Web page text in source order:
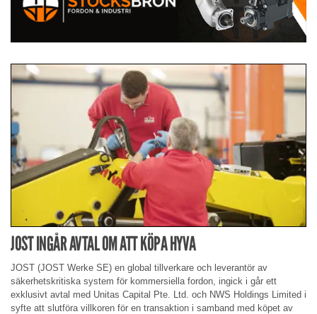
JOST INGÅR AVTAL OM ATT KÖPA HYVA
JOST (JOST Werke SE) en global tillverkare och leverantör av
säkerhetskritiska system för kommersiella fordon, ingick i går ett
exklusivt avtal med Unitas Capital Pte. Ltd. och NWS Holdings Limited i
syfte att slutföra villkoren för en transaktion i samband med köpet av